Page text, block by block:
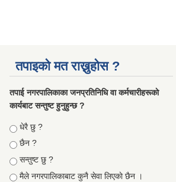
तपाइको मत राख्नुहोस ?
तपा‌ई नगरपालिकाका जनप्रतिनिधि वा कर्मचारीहरूकाे
कार्यबाट सन्तुष्ट हुनुहुन्छ ?
Choices
धेरै छु ?
छैन ?
सन्तुष्ट छु ?
मैले नगरपालिकाबाट कुनै सेवा लिएकाे छैन ।